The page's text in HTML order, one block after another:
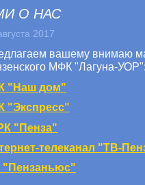
О НАС
2017
вашему внимаю
МФК "Лагуна-УОР":
"Наш дом"
"Экспресс"
"Пенза"
телеканал "ТВ-
"Пензаньюс"